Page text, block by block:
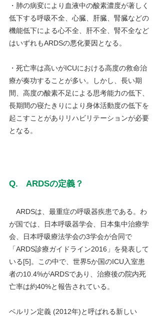
・肺の病変により血液中の酸素濃度が著しく
低下する呼吸不全、心臓、肝臓、腎臓などの
機能低下による心不全、肝不全、腎不全など
はいずれもARDSの悪化要因となる。
・死亡率は高いがICUにおける高度の救命治
療が奏功することが多い。しかし、長い期
間、高度の酸素不足による思考能力の低下、
長期間の寝たきりにより身体活動度の低下を
起こすことがありリハビリテーションが必要
となる。
Q.　ARDSの定義？
ARDSは、最重症の呼吸器疾患である。わ
が国では、日本呼吸器学会、日本集中治療学
会、日本呼吸療法学会の3学会が合同で
「ARDS診療ガイドライン2016」を発表して
いる[5]。この中で、世界5か国のICU入室患
者の10.4%がARDSであり、治療後の院内死
亡率は約40%と報告されている。
ベルリン定義 (2012年)と呼ばれる新しい